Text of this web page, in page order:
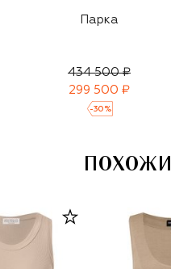
Парка
434 500 ₽
299 500 ₽
-30 %